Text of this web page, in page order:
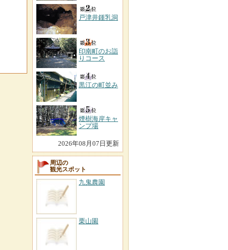
戸津井鍾乳洞
印南町のお詣
りコース
黒江の町並み
煙樹海岸キャ
ンプ場
2026年08月07日更新
周辺の
観光スポット
九鬼農園
栗山園